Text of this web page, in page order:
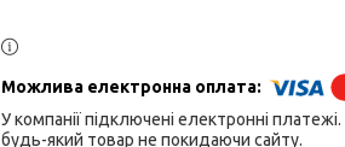
У компанії підключені електронні
будь-який товар не покидаючи сайту.